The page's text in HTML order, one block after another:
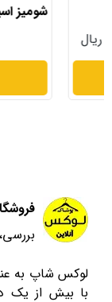
شومیز اسپرت
لوکس شاپ به
با بیش از یک